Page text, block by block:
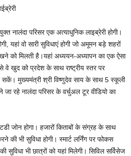
नालंदा परिसर एक अत्याधुनिक लाइब्रेरी होगी।
यहां वो सारी सुविधाएं होगी जो अमूमन बड़े शहरों
को मिलती है।यहां अध्ययन-अध्यापन का एक ऐसा
वे खुद को प्रदेश के साथ राष्ट्रीय स्तर पर
सकें। मुख्यमंत्री श्री विष्णुदेव साय के साथ 5 स्कूली
रहे नालंदा परिसर के वर्चुअल टूर वीडियो का
जोन होगा। हजारों किताबों के संग्रह के साथ
की भी सुविधा होगी। स्मार्ट लर्निंग पर फोकस
भी छात्रों को यहां मिलेगी। सिविल सर्विसेज